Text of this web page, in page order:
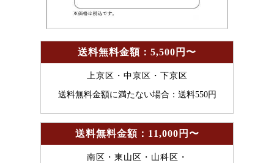
送料無料金額：5,500円〜
上京区・中京区・下京区
送料無料金額に満たない場合：送料550円
送料無料金額：11,000円〜
南区・東山区・山科区・